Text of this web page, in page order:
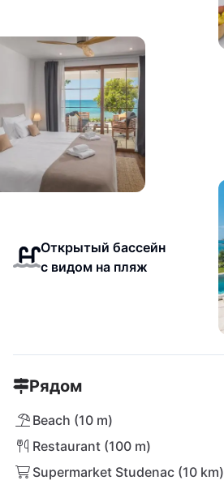
Открытый бассейн
с видом на пляж
Рядом
Beach (10 m)
Restaurant (100 m)
Supermarket Studenac (10 km)